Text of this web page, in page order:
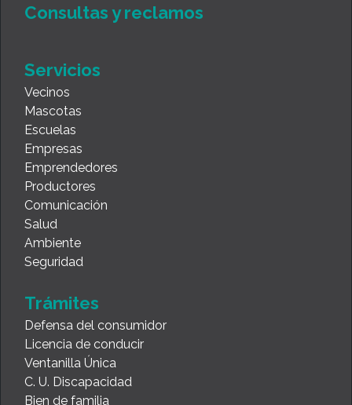
Consultas y reclamos
Servicios
Vecinos
Mascotas
Escuelas
Empresas
Emprendedores
Productores
Comunicación
Salud
Ambiente
Seguridad
Trámites
Defensa del consumidor
Licencia de conducir
Ventanilla Única
C. U. Discapacidad
Bien de familia